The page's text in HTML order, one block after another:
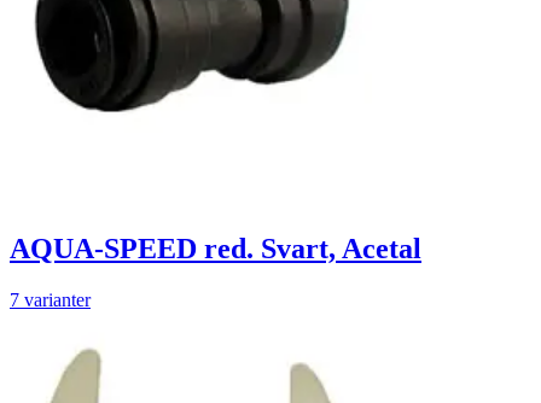
AQUA-SPEED red. Svart, Acetal
7 varianter